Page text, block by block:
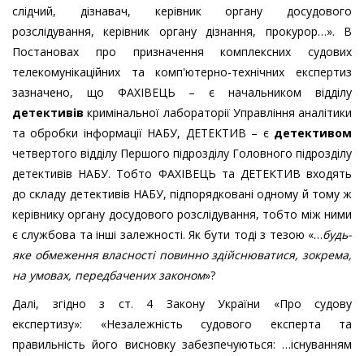
слідчий, дізнавач, керівник органу досудового
розслідування, керівник органу дізнання, прокурор…». В
Постановах про призначення комплексних судових
телекомунікаційних та комп'ютерно-технічних експертиз
зазначено, що ФАХІВЕЦЬ – є начальником відділу
детективів кримінальної лабораторії Управління аналітики
та обробки інформації НАБУ, ДЕТЕКТИВ – є детективом
четвертого відділу Першого підрозділу Головного підрозділу
детективів НАБУ. Тобто ФАХІВЕЦЬ та ДЕТЕКТИВ входять
до складу детективів НАБУ, підпорядковані одному й тому ж
керівнику органу досудового розслідування, тобто між ними
є службова та інші залежності. Як бути тоді з тезою «…будь-
яке обмеження власності повинно здійснюватися, зокрема,
на умовах, передбачених законом»?
Далі, згідно з ст. 4 Закону України «Про судову
експертизу»: «Незалежність судового експерта та
правильність його висновку забезпечуються: …існуванням